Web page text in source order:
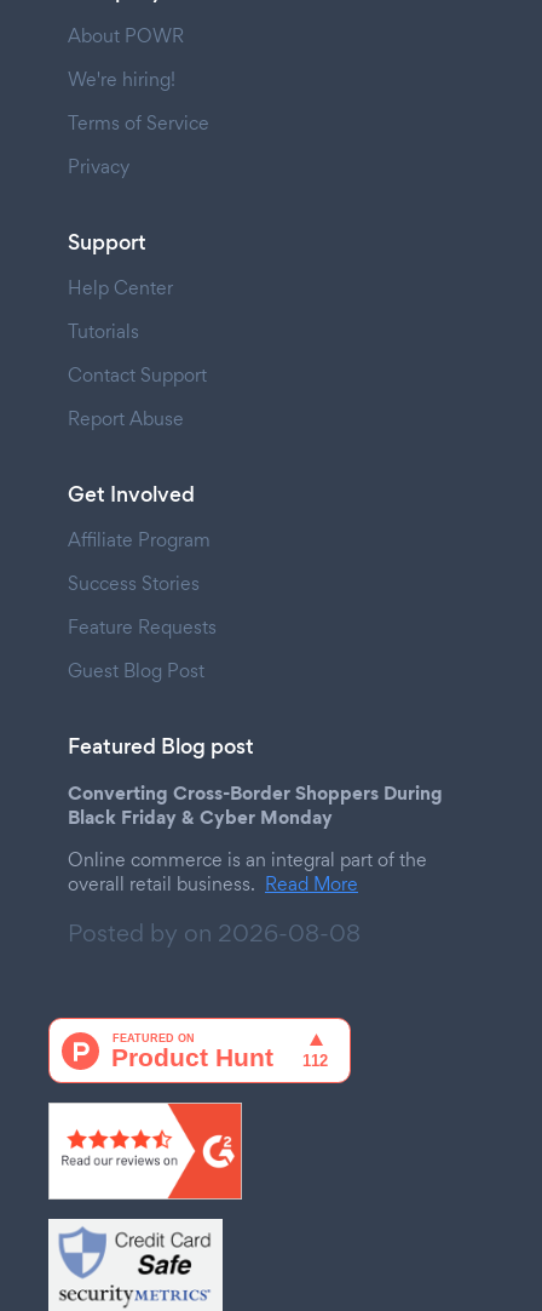
About POWR
We're hiring!
Terms of Service
Privacy
Support
Help Center
Tutorials
Contact Support
Report Abuse
Get Involved
Affiliate Program
Success Stories
Feature Requests
Guest Blog Post
Featured Blog post
Converting Cross-Border Shoppers During
Black Friday & Cyber Monday
Online commerce is an integral part of the
overall retail business. Read More
Posted by on 2026-08-08